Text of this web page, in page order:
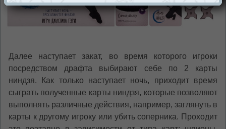
Далее наступает закат, во время которого игроки
посредством драфта выбирают себе по 2 карты
ниндзя. Как только наступает ночь, приходит время
сыграть полученные карты ниндзя, которые позволяют
выполнять различные действия, например, заглянуть в
карты к другому игроку или убить соперника. Проходит